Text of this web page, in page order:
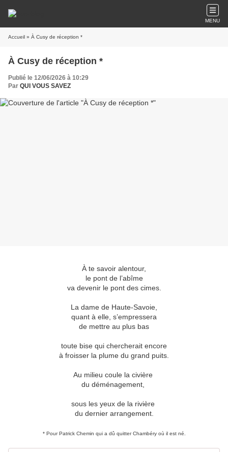
MENU
Accueil » À Cusy de réception *
À Cusy de réception *
Publié le 12/06/2026 à 10:29
Par QUI VOUS SAVEZ
À te savoir alentour,
le pont de l’abîme
va devenir le pont des cimes.
La dame de Haute-Savoie,
quant à elle, s’empressera
de mettre au plus bas
toute bise qui chercherait encore
à froisser la plume du grand puits.
Au milieu coule la civière
du déménagement,
sous les yeux de la rivière
du dernier arrangement.
* Pour Patrick Chemin qui a dû quitter Chambéry où il est né.